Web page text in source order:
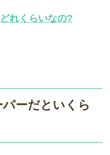
れくらいなの?
ーだといくら